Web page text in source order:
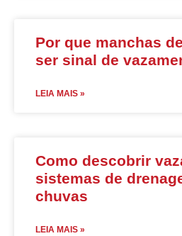
Por que manchas
ser sinal de
LEIA MAIS »
Como descobrir
sistemas de
chuvas
LEIA MAIS »